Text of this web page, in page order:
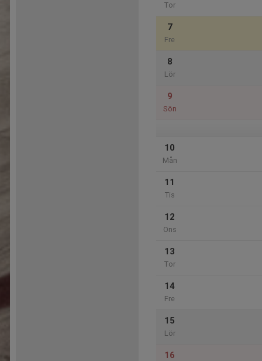
Tor
7
Fre
8
Lör
9
Sön
10
Mån
11
Tis
12
Ons
13
Tor
14
Fre
15
Lör
16